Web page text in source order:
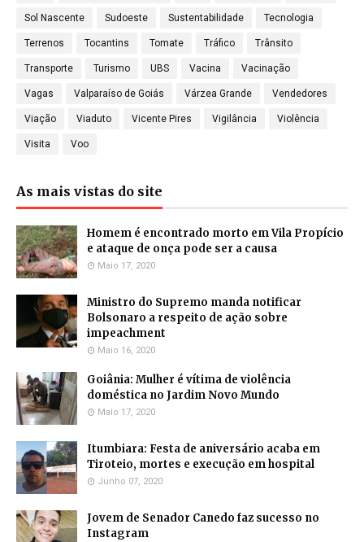
Sol Nascente Sudoeste Sustentabilidade Tecnologia
Terrenos Tocantins Tomate Tráfico Trânsito
Transporte Turismo UBS Vacina Vacinação
Vagas Valparaíso de Goiás Várzea Grande Vendedores
Viação Viaduto Vicente Pires Vigilância Violência
Visita Voo
As mais vistas do site
Homem é encontrado morto em Vila Propício
e ataque de onça pode ser a causa
Maio 17, 2020
Ministro do Supremo manda notificar
Bolsonaro a respeito de ação sobre
impeachment
Maio 16, 2020
Goiânia: Mulher é vítima de violência
doméstica no Jardim Novo Mundo
Maio 17, 2020
Itumbiara: Festa de aniversário acaba em
Tiroteio, mortes e execução em hospital
Junho 07, 2020
Jovem de Senador Canedo faz sucesso no
Instagram